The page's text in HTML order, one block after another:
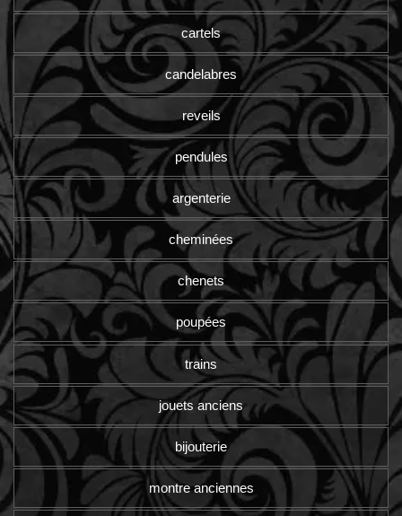
cartels
candelabres
reveils
pendules
argenterie
cheminées
chenets
poupées
trains
jouets anciens
bijouterie
montre anciennes